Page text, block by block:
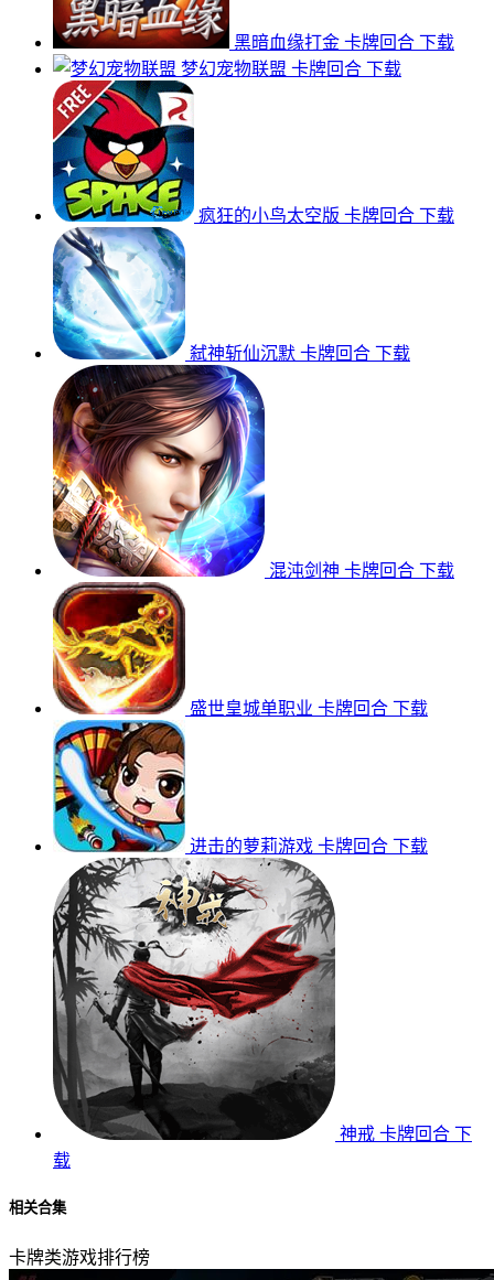
黑暗血缘打金 卡牌回合 下载
梦幻宠物联盟 卡牌回合 下载
疯狂的小鸟太空版 卡牌回合 下载
弑神斩仙沉默 卡牌回合 下载
混沌剑神 卡牌回合 下载
盛世皇城单职业 卡牌回合 下载
进击的萝莉游戏 卡牌回合 下载
神戒 卡牌回合 下
载
相关合集
卡牌类游戏排行榜